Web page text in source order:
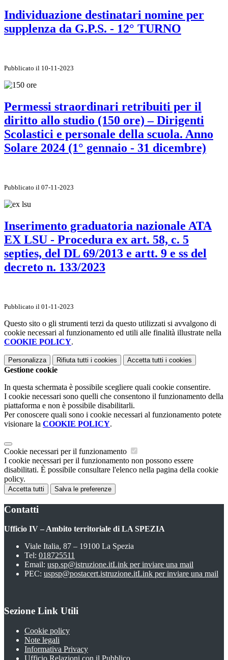
Individuazione destinatari nomine per
supplenza da G.P.S. - 12° TURNO
Pubblicato il 10-11-2023
Permessi straordinari retribuiti per il
diritto allo studio (150 ore) – Dirigenti
Scolastici e personale della scuola. Anno
Solare 2024 (1° gennaio - 31 dicembre)
Pubblicato il 07-11-2023
Inserimento graduatoria nazionale ATA
EX LSU - Procedura ex art. 58, c. 5
septies, del DL 69/2013 e artt. 9 e ss del
decreto n. 133/2023
Pubblicato il 01-11-2023
Questo sito o gli strumenti terzi da questo utilizzati si avvalgono di
cookie necessari al funzionamento ed utili alle finalità illustrate nella
COOKIE POLICY.
Personalizza Rifiuta tutti i cookies Accetta tutti i cookies
Gestione cookie
In questa schermata è possibile scegliere quali cookie consentire.
I cookie necessari sono quelli che consentono il funzionamento della
piattaforma e non è possibile disabilitarli.
Per conoscere quali sono i cookie necessari al funzionamento potete
visionare la COOKIE POLICY.
Cookie necessari per il funzionamento
I cookie necessari per il funzionamento non possono essere
disabilitati. È possibile consultare l'elenco nella pagina della cookie
policy.
Accetta tutti Salva le preferenze
Contatti
Ufficio IV – Ambito territoriale di LA SPEZIA
Viale Italia, 87 – 19100 La Spezia
Tel: 018725511
Email: usp.sp@istruzione.itLink per inviare una mail
PEC: uspsp@postacert.istruzione.itLink per inviare una mail
Sezione Link Utili
Cookie policy
Note legali
Informativa Privacy
Ufficio Relazioni con il Pubblico